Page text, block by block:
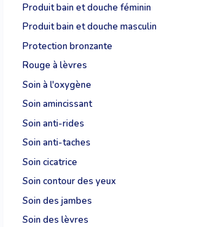
Produit bain et douche féminin
Produit bain et douche masculin
Protection bronzante
Rouge à lèvres
Soin à l'oxygène
Soin amincissant
Soin anti-rides
Soin anti-taches
Soin cicatrice
Soin contour des yeux
Soin des jambes
Soin des lèvres